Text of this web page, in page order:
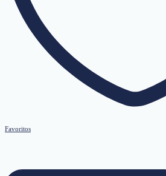
Favoritos